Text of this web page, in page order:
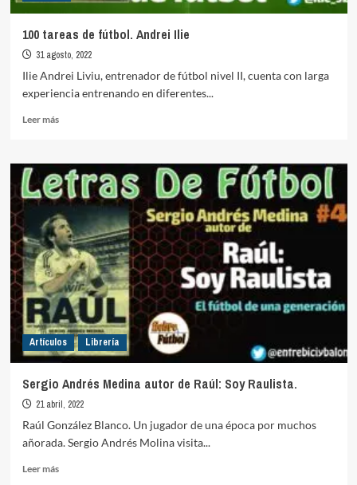
100 tareas de fútbol. Andrei Ilie
31 agosto, 2022
Ilie Andrei Liviu, entrenador de fútbol nivel II, cuenta con larga
experiencia entrenando en diferentes...
Leer másLeer
100
tareas
de
fútbol.
Andrei
Ilie
Artículos Librería
Sergio Andrés Medina autor de Raúl: Soy Raulista.
21 abril, 2022
Raúl González Blanco. Un jugador de una época por muchos
añorada. Sergio Andrés Molina visita...
Leer másLeer